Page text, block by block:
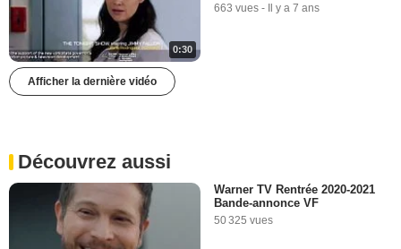
0:30
663 vues - Il y a 7 ans
Afficher la dernière vidéo
Découvrez aussi
Warner TV Rentrée 2020-2021
Bande-annonce VF
50 325 vues